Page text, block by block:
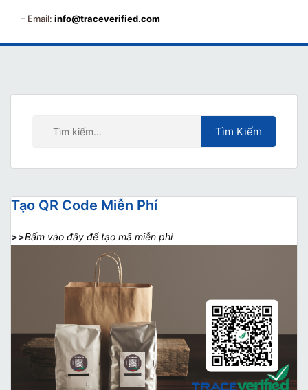
– Email: info@traceverified.com
Tạo QR Code Miễn Phí
>>Bấm vào đây để tạo mã miễn phí